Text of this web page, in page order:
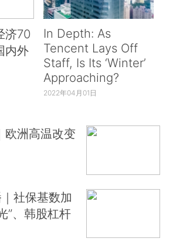
济70
内外
In Depth: As
Tencent Lays Off
Staff, Is Its ‘Winter’
Approaching?
2022年04月01日
欧洲高温改变
社保基数加
”、韩股杠杆